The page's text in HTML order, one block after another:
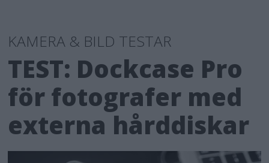
KAMERA & BILD TESTAR
TEST: Dockcase Pro
för fotografer med
externa hårddiskar